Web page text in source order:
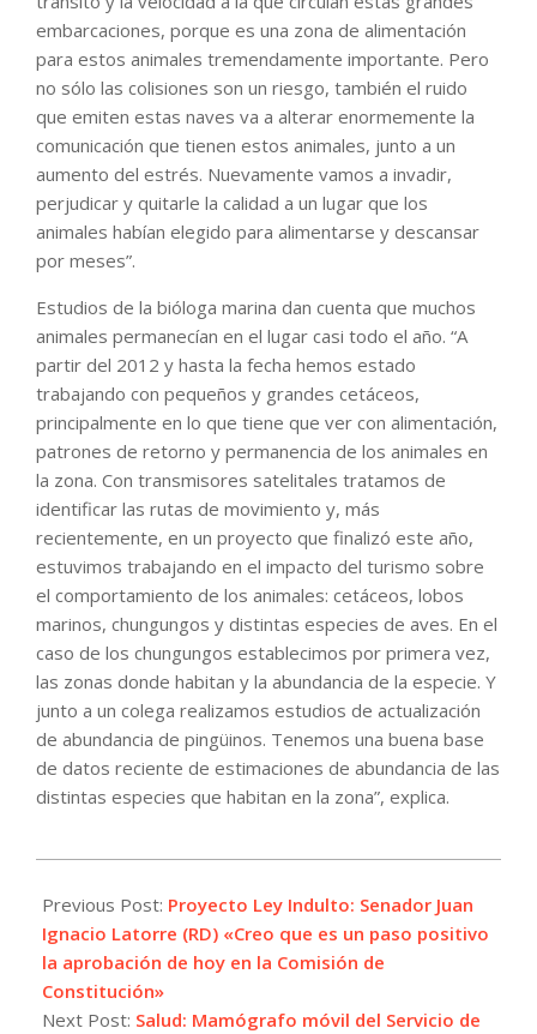
embarcaciones, porque es una zona de alimentación
para estos animales tremendamente importante. Pero
no sólo las colisiones son un riesgo, también el ruido
que emiten estas naves va a alterar enormemente la
comunicación que tienen estos animales, junto a un
aumento del estrés. Nuevamente vamos a invadir,
perjudicar y quitarle la calidad a un lugar que los
animales habían elegido para alimentarse y descansar
por meses”.
Estudios de la bióloga marina dan cuenta que muchos
animales permanecían en el lugar casi todo el año. “A
partir del 2012 y hasta la fecha hemos estado
trabajando con pequeños y grandes cetáceos,
principalmente en lo que tiene que ver con alimentación,
patrones de retorno y permanencia de los animales en
la zona. Con transmisores satelitales tratamos de
identificar las rutas de movimiento y, más
recientemente, en un proyecto que finalizó este año,
estuvimos trabajando en el impacto del turismo sobre
el comportamiento de los animales: cetáceos, lobos
marinos, chungungos y distintas especies de aves. En el
caso de los chungungos establecimos por primera vez,
las zonas donde habitan y la abundancia de la especie. Y
junto a un colega realizamos estudios de actualización
de abundancia de pingüinos. Tenemos una buena base
de datos reciente de estimaciones de abundancia de las
distintas especies que habitan en la zona”, explica.
08-
11
Previous Post: Proyecto Ley Indulto: Senador Juan
Ignacio Latorre (RD) «Creo que es un paso positivo
la aprobación de hoy en la Comisión de
Constitución»
Next Post: Salud: Mamógrafo móvil del Servicio de